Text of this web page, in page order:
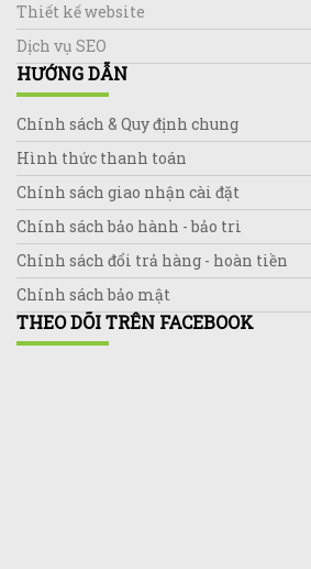
Thiết kế website
Dịch vụ SEO
HƯỚNG DẪN
Chính sách & Quy định chung
Hình thức thanh toán
Chính sách giao nhận cài đặt
Chính sách bảo hành - bảo trì
Chính sách đổi trả hàng - hoàn tiền
Chính sách bảo mật
THEO DÕI TRÊN FACEBOOK